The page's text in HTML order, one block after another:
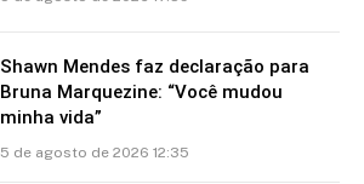
Shawn Mendes faz declaração para
Bruna Marquezine: “Você mudou
minha vida”
5 de agosto de 2026 12:35